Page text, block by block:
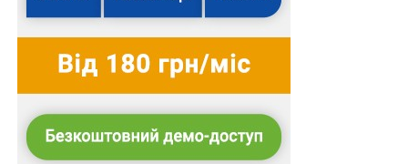
Повний текст рішення
З іншими правовими позиціями Верховного Суду,
яких вже налічується понад 16 000, можна
ознайомитися в аналітично-правовій системі